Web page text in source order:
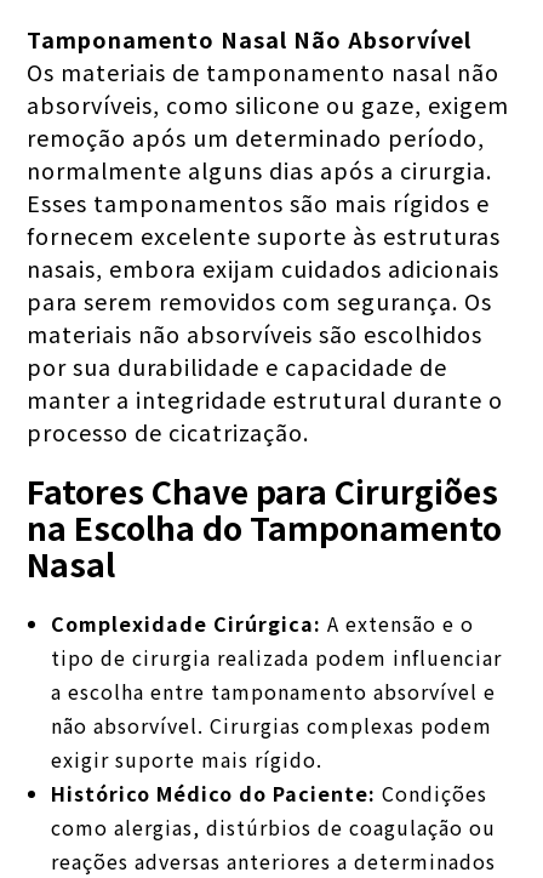
Tamponamento Nasal Não Absorvível
Os materiais de tamponamento nasal não
absorvíveis, como silicone ou gaze, exigem
remoção após um determinado período,
normalmente alguns dias após a cirurgia.
Esses tamponamentos são mais rígidos e
fornecem excelente suporte às estruturas
nasais, embora exijam cuidados adicionais
para serem removidos com segurança. Os
materiais não absorvíveis são escolhidos
por sua durabilidade e capacidade de
manter a integridade estrutural durante o
processo de cicatrização.
Fatores Chave para Cirurgiões
na Escolha do Tamponamento
Nasal
Complexidade Cirúrgica: A extensão e o
tipo de cirurgia realizada podem influenciar
a escolha entre tamponamento absorvível e
não absorvível. Cirurgias complexas podem
exigir suporte mais rígido.
Histórico Médico do Paciente: Condições
como alergias, distúrbios de coagulação ou
reações adversas anteriores a determinados